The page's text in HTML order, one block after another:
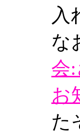
入
な
会
お
た